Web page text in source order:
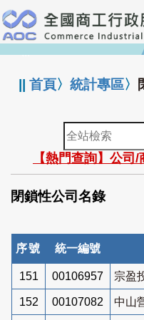
跳
到
主
要
:::
||首頁〉統計專區〉
全
站
檢
索
【熱門查詢】公司
閉鎖性公司名錄
序號 統一編號
151 00106957 宗盈
152 00107082 中山